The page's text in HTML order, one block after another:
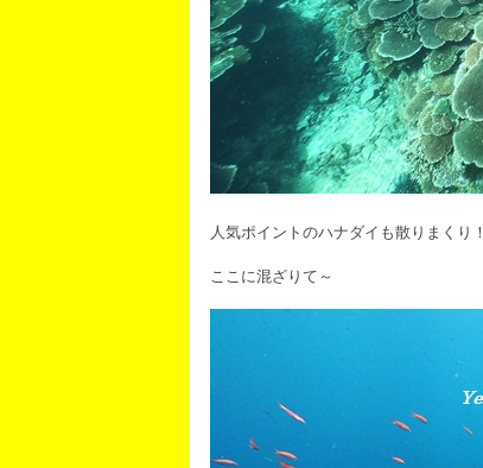
人気ポイントのハナダイも散りまくり！
ここに混ざりて～